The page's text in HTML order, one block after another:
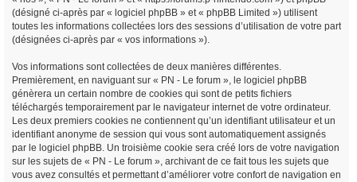
(désigné ci-après par « logiciel phpBB » et « phpBB Limited ») utilisent
toutes les informations collectées lors des sessions d’utilisation de votre part
(désignées ci-après par « vos informations »).
Vos informations sont collectées de deux manières différentes.
Premièrement, en naviguant sur « PN - Le forum », le logiciel phpBB
génèrera un certain nombre de cookies qui sont de petits fichiers
téléchargés temporairement par le navigateur internet de votre ordinateur.
Les deux premiers cookies ne contiennent qu’un identifiant utilisateur et un
identifiant anonyme de session qui vous sont automatiquement assignés
par le logiciel phpBB. Un troisième cookie sera créé lors de votre navigation
sur les sujets de « PN - Le forum », archivant de ce fait tous les sujets que
vous avez consultés et permettant d’améliorer votre confort de navigation en